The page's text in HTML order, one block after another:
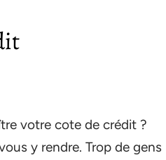
votre cote de crédit ?
y rendre. Trop de gens